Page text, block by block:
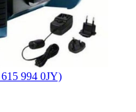
994 0JY)